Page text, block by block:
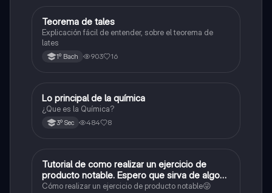
Matemáticas
Teorema de tales
Explicación fácil de entender, sobre el teorema de
lates
1º Bach 903 16
Química
Lo principal de la química
¿Que es la Química?
3º Sec 484 8
Matemáticas
Tutorial de como realizar un ejercicio de
producto notable. Espero que sirva de algo💕
😜
Cómo realizar un ejercicio de producto notable😜